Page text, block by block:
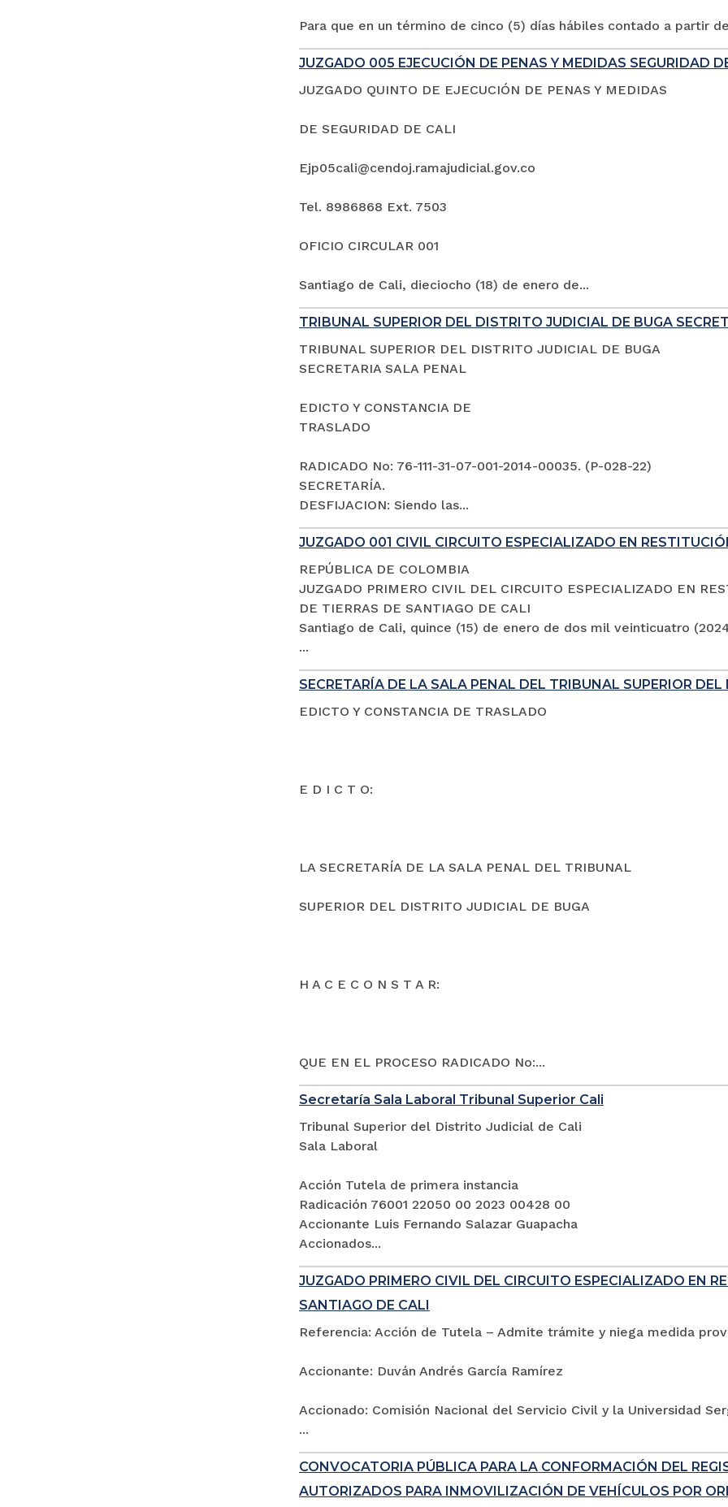
Para que en un término de cinco (5) días hábiles contado a partir
JUZGADO 005 EJECUCIÓN DE PENAS Y MEDIDAS SEGURIDAD
JUZGADO QUINTO DE EJECUCIÓN DE PENAS Y MEDIDAS
DE SEGURIDAD DE CALI
Ejp05cali@cendoj.ramajudicial.gov.co
Tel. 8986868 Ext. 7503
OFICIO CIRCULAR 001
Santiago de Cali, dieciocho (18) de enero de...
TRIBUNAL SUPERIOR DEL DISTRITO JUDICIAL DE BUGA
TRIBUNAL SUPERIOR DEL DISTRITO JUDICIAL DE BUGA
SECRETARIA SALA PENAL
EDICTO Y CONSTANCIA DE
TRASLADO
RADICADO No: 76-111-31-07-001-2014-00035. (P-028-22)
SECRETARÍA.
DESFIJACION: Siendo las...
JUZGADO 001 CIVIL CIRCUITO ESPECIALIZADO EN
REPÚBLICA DE COLOMBIA
JUZGADO PRIMERO CIVIL DEL CIRCUITO ESPECIALIZADO EN
DE TIERRAS DE SANTIAGO DE CALI
Santiago de Cali, quince (15) de enero de dos mil veinticuatro
...
SECRETARÍA DE LA SALA PENAL DEL TRIBUNAL SUPERIOR
EDICTO Y CONSTANCIA DE TRASLADO
E D I C T O:
LA SECRETARÍA DE LA SALA PENAL DEL TRIBUNAL
SUPERIOR DEL DISTRITO JUDICIAL DE BUGA
H A C E C O N S T A R:
QUE EN EL PROCESO RADICADO No:...
Secretaría Sala Laboral Tribunal Superior Cali
Tribunal Superior del Distrito Judicial de Cali
Sala Laboral
Acción Tutela de primera instancia
Radicación 76001 22050 00 2023 00428 00
Accionante Luis Fernando Salazar Guapacha
Accionados...
JUZGADO PRIMERO CIVIL DEL CIRCUITO ESPECIALIZADO EN
SANTIAGO DE CALI
Referencia: Acción de Tutela – Admite trámite y niega medida
Accionante: Duván Andrés García Ramírez
Accionado: Comisión Nacional del Servicio Civil y la Universidad
...
CONVOCATORIA PÚBLICA PARA LA CONFORMACIÓN DEL
AUTORIZADOS PARA INMOVILIZACIÓN DE VEHÍCULOS POR